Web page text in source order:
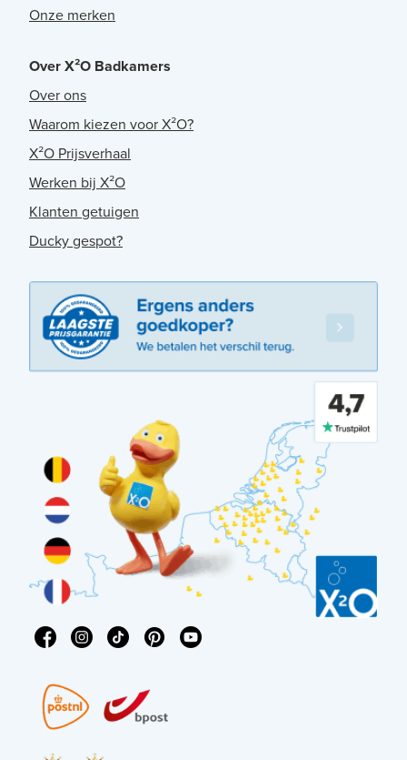
Onze merken
Over X²O Badkamers
Over ons
Waarom kiezen voor X²O?
X²O Prijsverhaal
Werken bij X²O
Klanten getuigen
Ducky gespot?